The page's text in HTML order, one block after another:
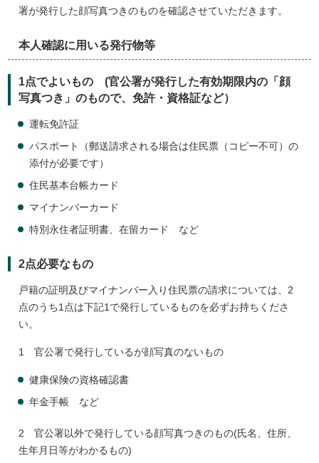
署が発行した顔写真つきのものを確認させていただきます。
本人確認に用いる発行物等
1点でよいもの (官公署が発行した有効期限内の「顔
写真つき」のもので、免許・資格証など）
運転免許証
パスポート（郵送請求される場合は住民票（コピー不可）の
添付が必要です）
住民基本台帳カード
マイナンバーカード
特別永住者証明書、在留カード など
2点必要なもの
戸籍の証明及びマイナンバー入り住民票の請求については、2
点のうち1点は下記1で発行しているものを必ずお持ちくださ
い。
1 官公署で発行しているが顔写真のないもの
健康保険の資格確認書
年金手帳 など
2 官公署以外で発行している顔写真つきのもの(氏名、住所、
生年月日等がわかるもの)